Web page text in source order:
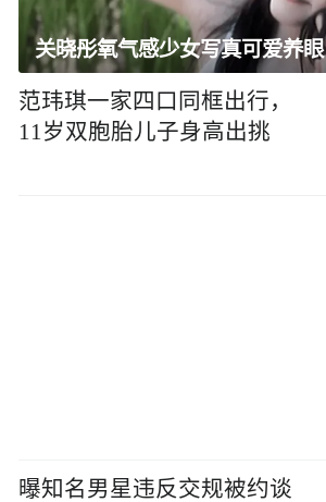
关晓彤氧气感少女写真可爱养眼
范玮琪一家四口同框出行，
11岁双胞胎儿子身高出挑
曝知名男星违反交规被约谈